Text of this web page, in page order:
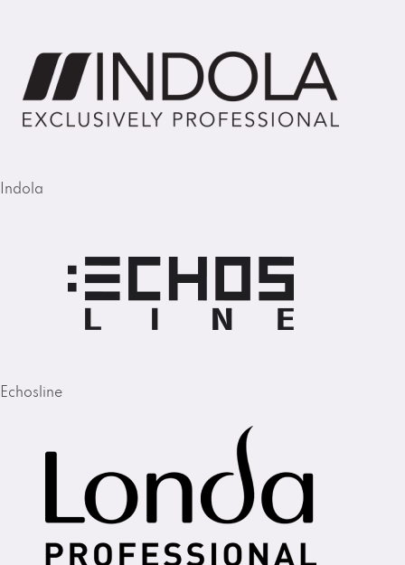
Indola
Echosline